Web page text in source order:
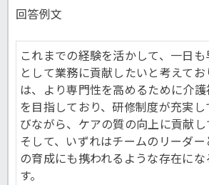
回答例文
これまでの経験を活かして、一日
として業務に貢献したいと考えて
は、より専門性を高めるために介
を目指しており、研修制度が充実
びながら、ケアの質の向上に貢献し
そして、いずれはチームのリーダ
の育成にも携われるような存在に
す。